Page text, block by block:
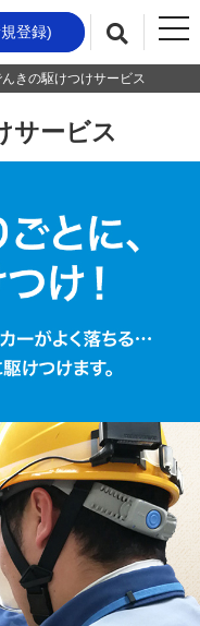
t
g
n
登録) 検索
きの駆けつけサービス
サービス